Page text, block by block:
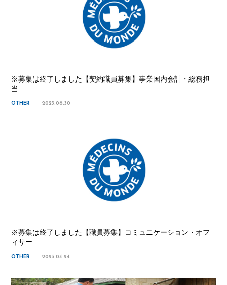
※募集は終了しました【契約職員募集】事業国内会計・総務担
当
OTHER 2023.06.30
※募集は終了しました【職員募集】コミュニケーション・オフ
ィサー
OTHER 2023.04.24